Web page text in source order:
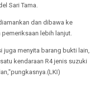
Sari Tama.
dan dibawa ke
lebih lanjut.
juga menyita barang bukti lain,
kendaraan R4 jenis suzuki